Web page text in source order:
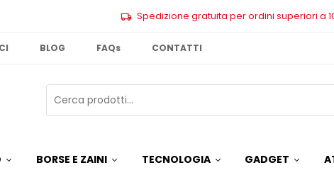
Spedizione gratuita per ordini superiori a
BLOG FAQs CONTATTI
BORSE E ZAINI TECNOLOGIA GADGET